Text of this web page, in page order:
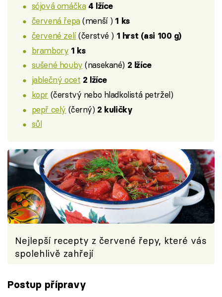
sójová omáčka 4 lžíce
červená řepa(menší ) 1 ks
červené zelí(čerstvé ) 1 hrst (asi 100 g)
brambory 1 ks
sušené houby (nasekané) 2 lžíce
jablečný ocet 2 lžíce
kopr (čerstvý nebo hladkolistá petržel)
pepř celý (černý) 2 kuličky
sůl
Nejlepší recepty z červené řepy, které vás
spolehlivě zahřejí
Postup přípravy